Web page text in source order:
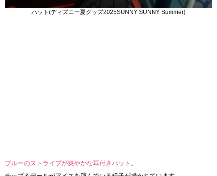
ハット(ディズニー夏グッズ2025SUNNY SUNNY Summer)
ブルーのストライプが爽やかな耳付きハット。